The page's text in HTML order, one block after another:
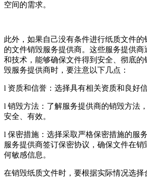
空间的需求。
此外，如果自己没有条件进行纸质文件的
的文件销毁服务提供商。这些服务提供商
和技术，能够确保文件得到安全、彻底的
毁服务提供商时，要注意以下几点：
l 资质和信誉：选择具有相关资质和良好
l 销毁方法：了解服务提供商的销毁方法
安全、有效。
l 保密措施：选择采取严格保密措施的服
服务提供商签订保密协议，确保文件在
何敏感信息。
在销毁纸质文件时，要根据实际情况选择